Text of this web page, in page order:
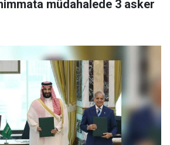
müdahalede 3 asker